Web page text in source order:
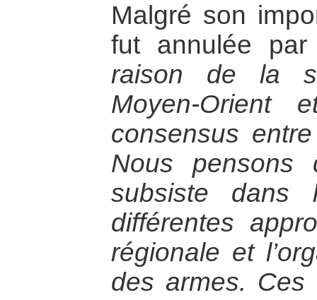
Malgré son
fut annulée
raison de la
Moyen-Orient
consensus
Nous pensons
subsiste dans
différentes
régionale et
des armes. Ces